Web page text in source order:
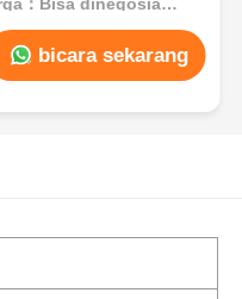
bicara sekarang